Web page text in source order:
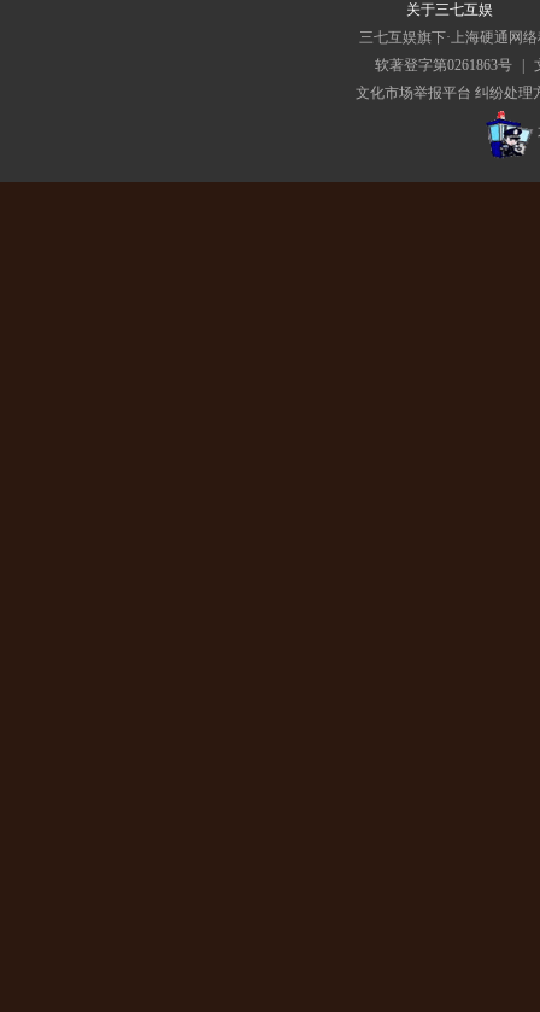
关于三七互娱
三七互娱旗下·上海硬通网
软著登字第0261863号
文化市场举报平台 纠纷处理